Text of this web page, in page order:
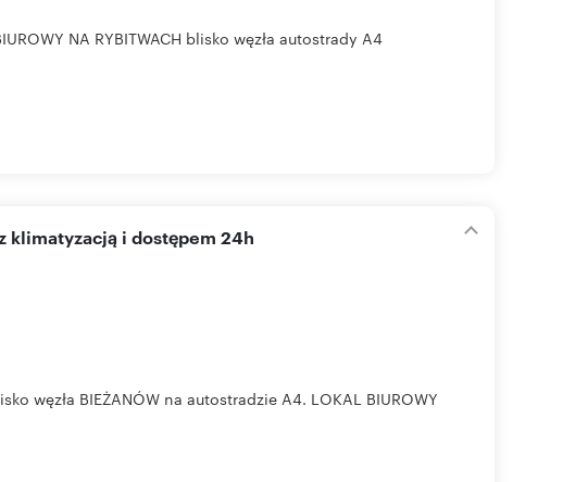
NA RYBITWACH blisko węzła autostrady A4
klimatyzacją i dostępem 24h
węzła BIEŻANÓW na autostradzie A4. LOKAL BIUROWY